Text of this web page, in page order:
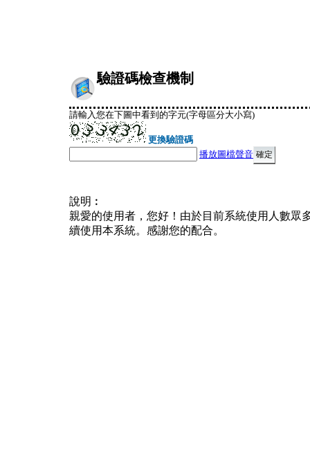
驗證碼檢查機制
請輸入您在下圖中看到的字元(字母區分大小寫)
更換驗證碼
播放圖檔聲音
說明︰
親愛的使用者，您好！由於目前系統使用人數眾
續使用本系統。感謝您的配合。